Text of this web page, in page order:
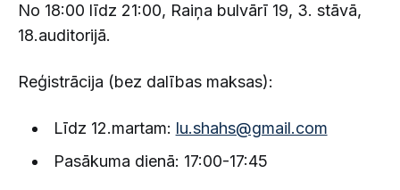
No 18:00 līdz 21:00, Raiņa bulvārī 19, 3. stāvā,
18.auditorijā.
Reģistrācija (bez dalības maksas):
Līdz 12.martam: lu.shahs@gmail.com
Pasākuma dienā: 17:00-17:45